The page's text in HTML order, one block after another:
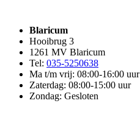
Blaricum
Hooibrug 3
1261 MV Blaricum
Tel: 035-5250638
Ma t/m vrij: 08:00-16:00 uur
Zaterdag: 08:00-15:00 uur
Zondag: Gesloten